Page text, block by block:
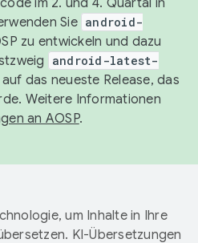
im 2. und 4. Quartal in
Sie android-
zu entwickeln und dazu
android-latest-
das neueste Release, das
Weitere Informationen
an AOSP.
um Inhalte in Ihre
KI-Übersetzungen